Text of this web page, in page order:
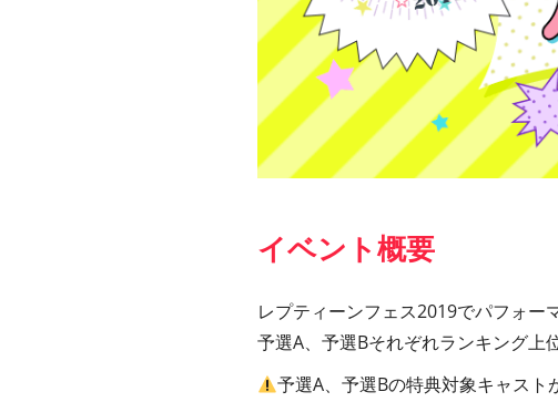
イベント概要
レプティーンフェス2019でパフォー
予選A、予選Bそれぞれランキング上
予選A、予選Bの特典対象キャスト